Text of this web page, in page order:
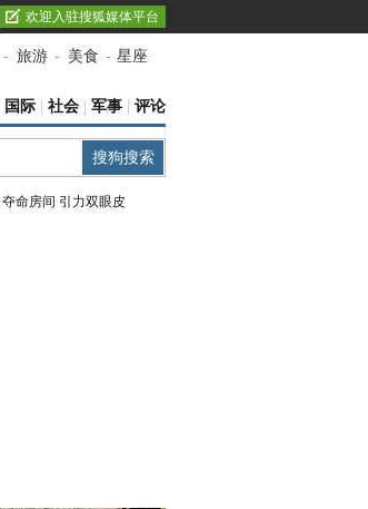
欢迎入驻搜狐媒体平台
- 旅游 - 美食 - 星座
国际 社会 军事 评论
夺命房间 引力双眼皮